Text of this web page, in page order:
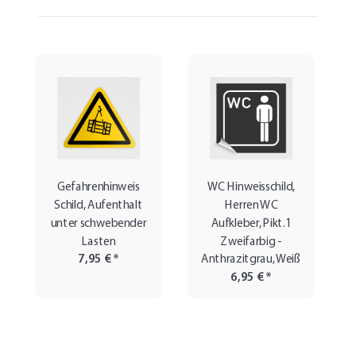
Gefahrenhinweis
Schild, Aufenthalt
unter schwebender
Lasten
7,95 €*
WC Hinweisschild,
Herren WC
Aufkleber, Pikt.1
Zweifarbig -
Anthrazitgrau, Weiß
6,95 €*